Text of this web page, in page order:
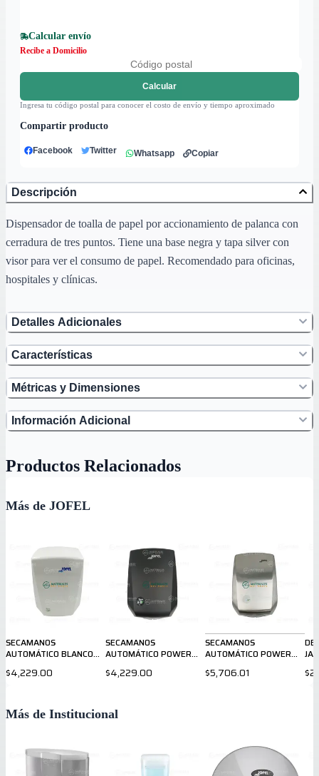
Calcular envío
Recibe a Domicilio
Calcular
Ingresa tu código postal para conocer el costo de envío y tiempo aproximado
Compartir producto
Facebook Twitter Whatsapp Copiar
Descripción
Dispensador de toalla de papel por accionamiento de palanca con
cerradura de tres puntos. Tiene una base negra y tapa silver con
visor para ver el consumo de papel. Recomendado para oficinas,
hospitales y clínicas.
Detalles Adicionales
Características
Métricas y Dimensiones
Información Adicional
Productos Relacionados
Más de JOFEL
SECAMANOS
AUTOMÁTICO BLANCO
$4,229.00
SECAMANOS
AUTOMÁTICO POWER
$4,229.00
SECAMANOS
AUTOMÁTICO POWER
$5,706.01
Más de Institucional